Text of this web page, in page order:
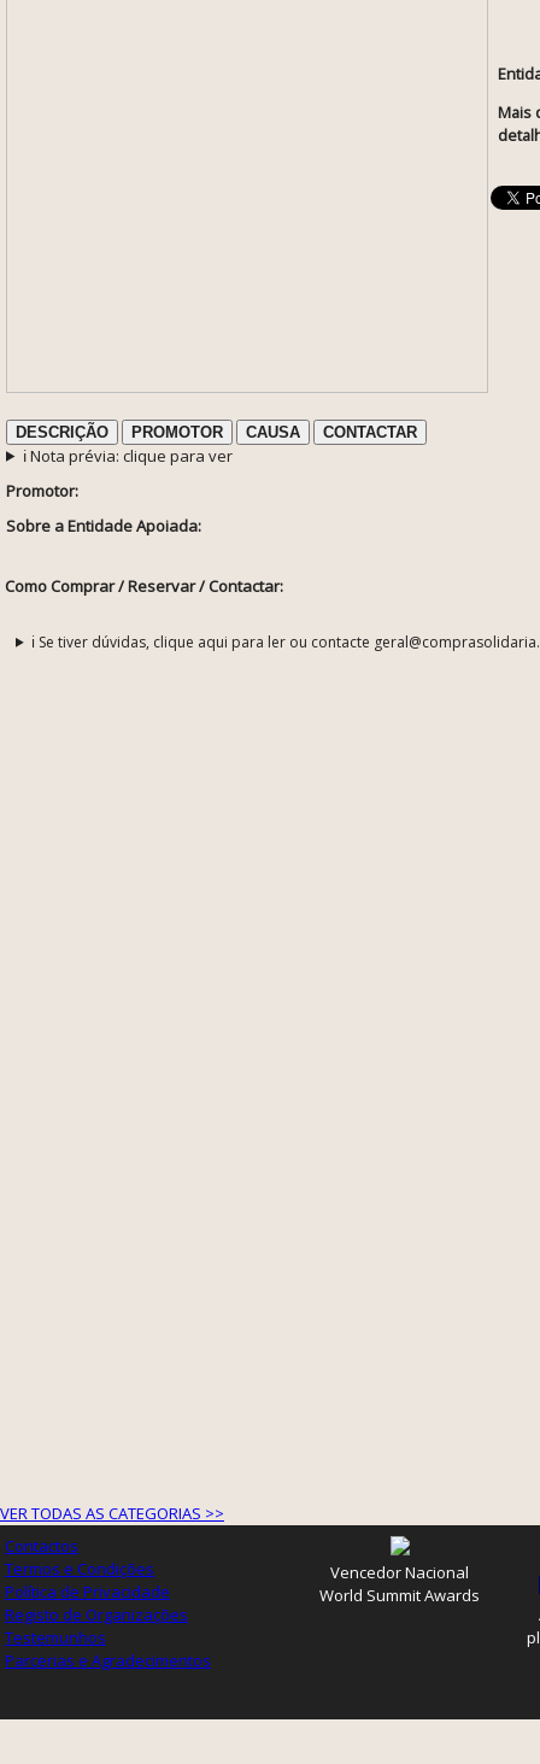
Mais
DESCRIÇÃO PROMOTOR CAUSA CONTACTAR
ℹ️ Nota prévia: clique para ver
Promotor:
Sobre a Entidade Apoiada:
Como Comprar / Reservar / Contactar:
ℹ️ Se tiver dúvidas, clique aqui para ler ou contacte
VER TODAS AS CATEGORIAS >>
Contactos
Termos e Condições
Política de Privacidade
Registo de Organizações
Testemunhos
Parcerias e Agradecimentos
Vencedor Nacional
World Summit Awards